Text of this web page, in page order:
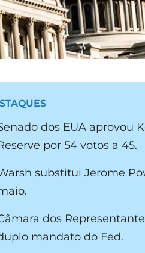
dos EUA aprovou
por 54 votos a 45.
substitui Jerome
dos
mandato do Fed.